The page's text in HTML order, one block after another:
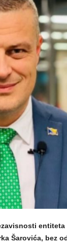
entiteta
Šarovića, bez